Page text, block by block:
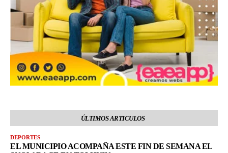
ÚLTIMOS ARTICULOS
DEPORTES
EL MUNICIPIO ACOMPAÑA ESTE FIN DE SEMANA EL